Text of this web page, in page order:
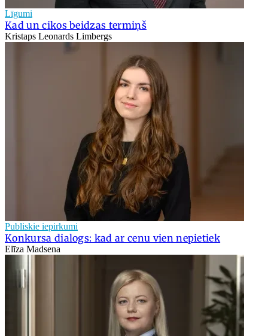
Līgumi
Kad un cikos beidzas termiņš
Kristaps Leonards Limbergs
Publiskie iepirkumi
Konkursa dialogs: kad ar cenu vien nepietiek
Elīza Madsena